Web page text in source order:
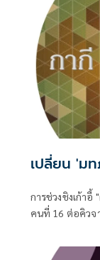
เปลี่ยน 'ม
การช่วงชิงเก้า
คนที่ 16 ต่อคิว
ประเด็นให้มีคู่เ